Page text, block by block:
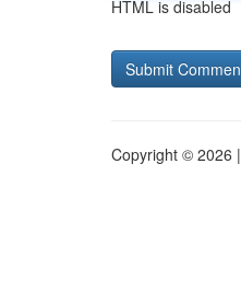
HTML is disabled
Copyright © 2026 |